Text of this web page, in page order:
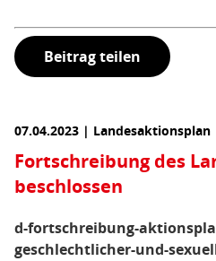
Beitrag teilen
07.04.2023 | Landesaktionsplan
Fortschreibung des
beschlossen
d-fortschreibung-
geschlechtlicher-und-